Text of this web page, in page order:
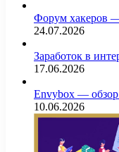
Форум хакеров
24.07.2026
Заработок в
17.06.2026
Envybox — обзор
10.06.2026